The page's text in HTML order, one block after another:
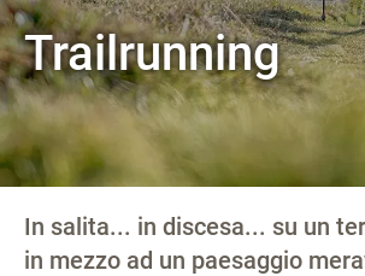
Trailrunning
In salita... in discesa... su un
in mezzo ad un paesaggio